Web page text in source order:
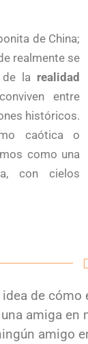
de China;
realmente se
de la realidad
entre
históricos.
caótica o
como una
con cielos
de
amiga
amigo